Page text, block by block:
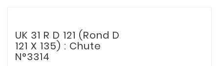
UK 31 R D 121 (Rond D
121 X 135) : Chute
N°3314